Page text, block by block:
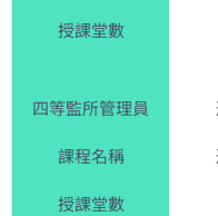
授課堂數
四等監所管理員
課程名稱
授課堂數